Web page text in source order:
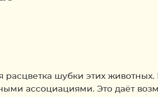
шубки этих
ассоциациями. Это даёт